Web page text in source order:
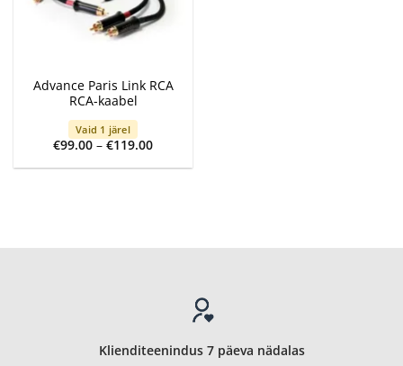
Advance Paris Link RCA
RCA-kaabel
Vaid 1 järel
€99.00 – €119.00Price
€99.00
Klienditeenindus 7 päeva nädalas